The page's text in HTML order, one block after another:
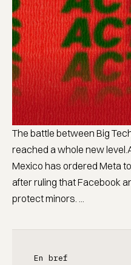
The battle between Big
reached a whole new
Mexico has ordered Meta
after ruling that Facebook
protect minors. ...
En bref